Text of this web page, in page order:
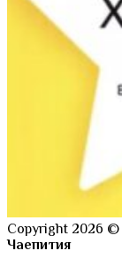
Copyright 2026 ©
Чаепития